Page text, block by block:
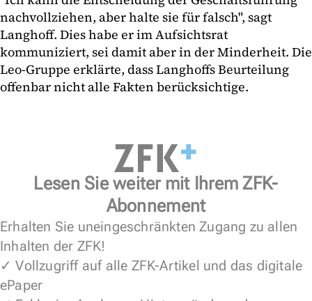
nachvollziehen, aber halte sie für falsch", sagt
Langhoff. Dies habe er im Aufsichtsrat
kommuniziert, sei damit aber in der Minderheit. Die
Leo-Gruppe erklärte, dass Langhoffs Beurteilung
offenbar nicht alle Fakten berücksichtige.
Lesen Sie weiter mit Ihrem ZFK-
Abonnement
Erhalten Sie uneingeschränkten Zugang zu allen
Inhalten der ZFK!
✓ Vollzugriff auf alle ZFK-Artikel und das digitale
ePaper